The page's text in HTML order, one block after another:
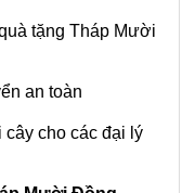
tặng Tháp Mười
an toàn
cây cho các đại lý